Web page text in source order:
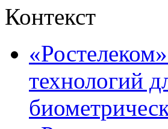
Контекст
технологий